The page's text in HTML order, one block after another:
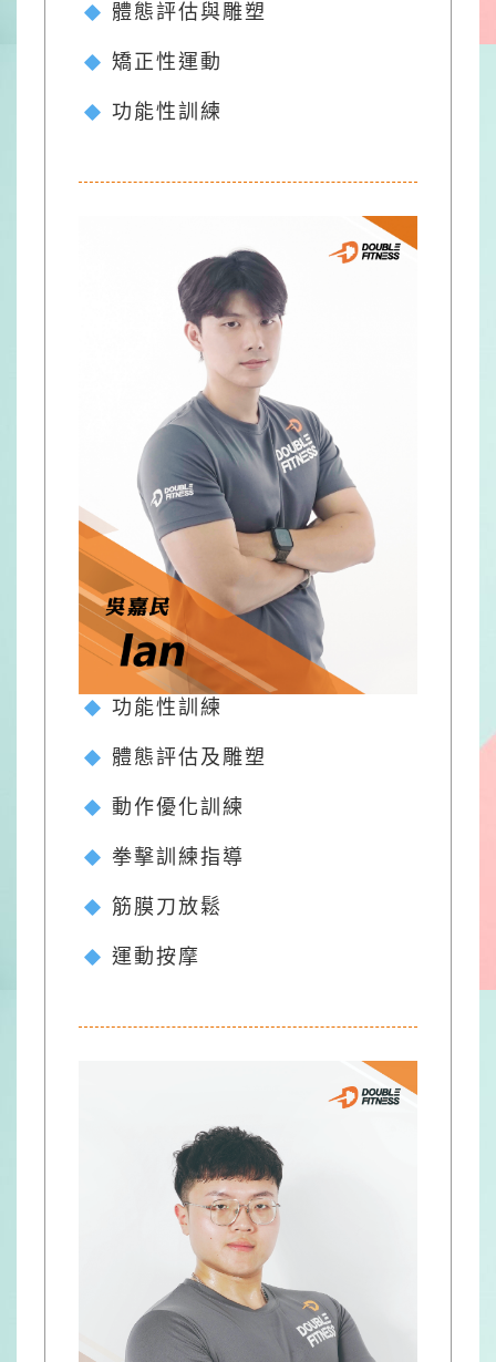
體態評估與雕塑
矯正性運動
功能性訓練
功能性訓練
體態評估及雕塑
動作優化訓練
拳擊訓練指導
筋膜刀放鬆
運動按摩